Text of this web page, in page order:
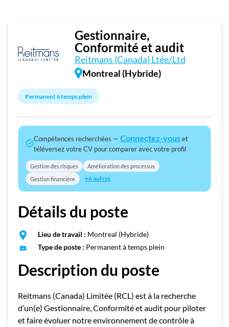
Gestionnaire,
Conformité et audit
Reitmans (Canada) Ltée/Ltd
Montreal (Hybride)
Permanent à temps plein
Compétences recherchées — Connectez-vouset
téléversez votre CV pour comparer avec votre profil
Gestion des risques
Amélioration des processus
Gestion financière
+6 autres
Détails du poste
Lieu de travail : Montreal (Hybride)
Type de poste : Permanent à temps plein
Description du poste
Reitmans (Canada) Limitée (RCL) est à la recherche
d’un(e) Gestionnaire, Conformité et audit pour piloter
et faire évoluer notre environnement de contrôle à